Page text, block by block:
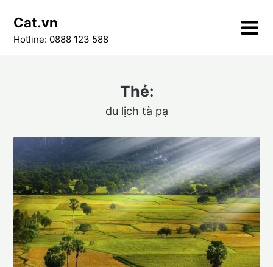
content
Cat.vn
Hotline: 0888 123 588
Thẻ:
du lịch tà pạ